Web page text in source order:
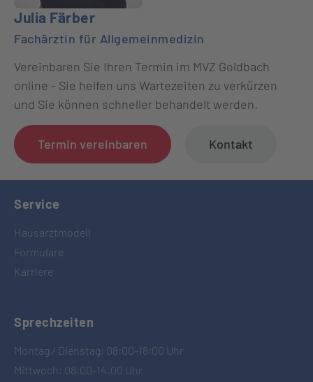
Julia Färber
Fachärztin für Allgemeinmedizin
Vereinbaren Sie Ihren Termin im MVZ Goldbach
online - Sie helfen uns Wartezeiten zu verkürzen
und Sie können schneller behandelt werden.
Termin vereinbaren Kontakt
Service
Hausarztmodell
Formulare
Karriere
Sprechzeiten
Montag / Dienstag: 08:00-18:00 Uhr
Mittwoch: 08:00-14:00 Uhr